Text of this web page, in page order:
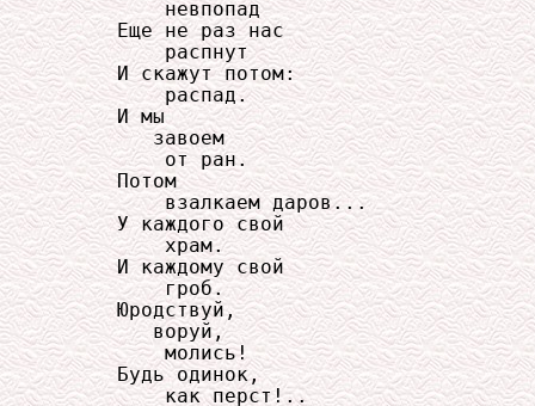
         невпопад
     Еще не раз нас
         распнут
     И скажут потом:
         распад.
     И мы
        завоем
         от ран.
     Потом
         взалкаем даров...
     У каждого свой
         храм.
     И каждому свой
         гроб.
     Юродствуй,
        воруй,
         молись!
     Будь одинок,
         как перст!..